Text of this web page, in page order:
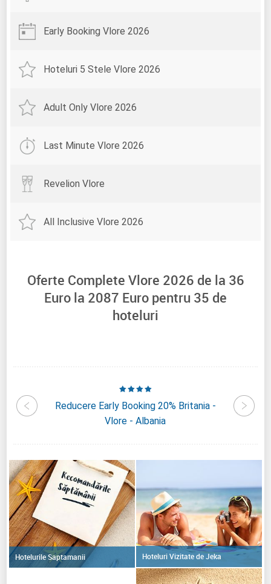
Early Booking Vlore 2026
Hoteluri 5 Stele Vlore 2026
Adult Only Vlore 2026
Last Minute Vlore 2026
Revelion Vlore
All Inclusive Vlore 2026
Oferte Complete Vlore 2026 de la 36
Euro la 2087 Euro pentru 35 de
hoteluri
City
Reducere Early Booking 20% Britania -
Vlore - Albania
Hotelurile Saptamanii Hoteluri Vizitate de Jeka